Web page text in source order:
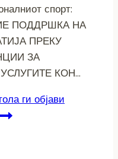
спорт:
ПОДДРШКА НА
ПРЕКУ
ЗА
КОН…
ги објави